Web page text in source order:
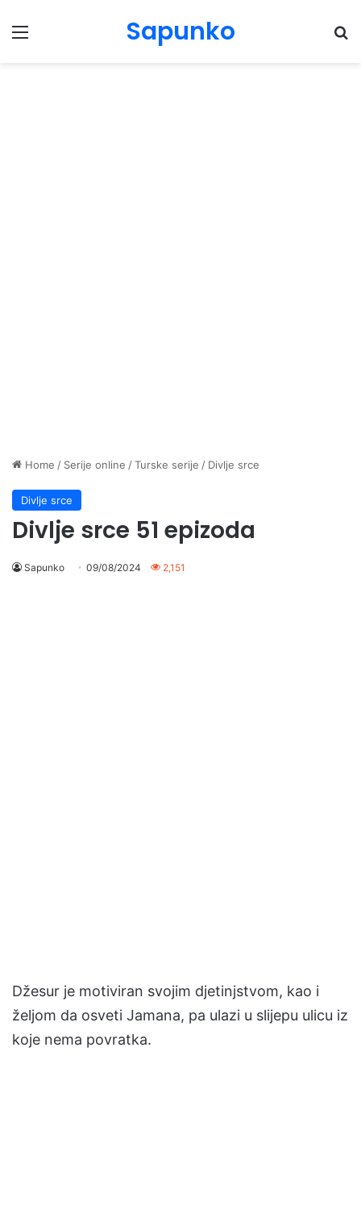
Menu Sapunko
Home / Serije online /Turske serije / Divlje srce
Divlje srce
Divlje srce 51 epizoda
Sapunko 09/08/2024 2,151
Džesur je motiviran svojim djetinjstvom, kao i
željom da osveti Jamana, pa ulazi u slijepu ulicu iz
koje nema povratka.